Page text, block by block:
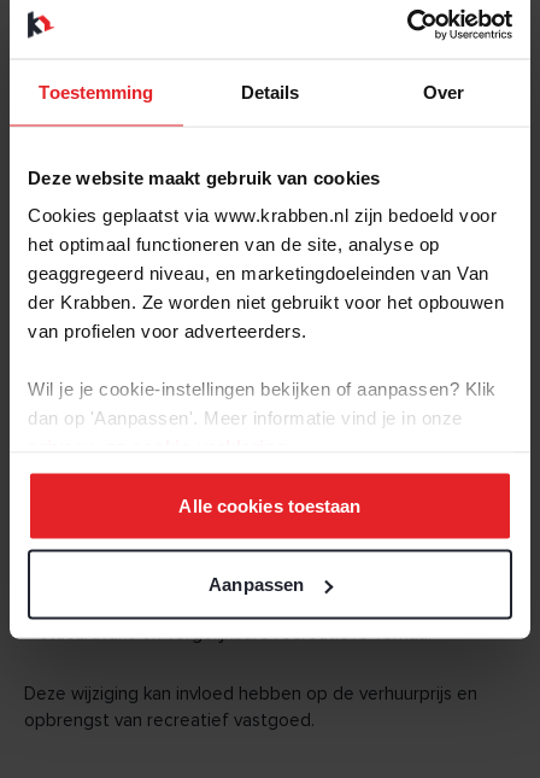
Toestemming Details Over
Deze website maakt gebruik van cookies
Cookies geplaatst via www.krabben.nl zijn bedoeld voor
het optimaal functioneren van de site, analyse op
geaggregeerd niveau, en marketingdoeleinden van Van
der Krabben. Ze worden niet gebruikt voor het opbouwen
van profielen voor adverteerders.
Wil je je cookie-instellingen bekijken of aanpassen? Klik
dan op 'Aanpassen'. Meer informatie vind je in onze
Alle cookies toestaan
Aanpassen
5) HILLEN-AFTREK VERDER AFGEBOUWD
de Hillen-aftrek.
2025:76,67%
Dit betekent dat deze groep huiseigenaren stap voor stap
meer eigenwoningforfait betaalt.
6) BTW OP LOGIES OMHOOG VAN 9% NAAR 21%
vakantieverhuur) en lever je daarbij “hotelachtige” verhuur?
Dan verandert het btw-tarief.
Btw op logies stijgt van9% naar 21%
stacaravans en vergelijkbare recreatieve verhuur
Deze wijziging kan invloed hebben op de verhuurprijs en
opbrengst van recreatief vastgoed.